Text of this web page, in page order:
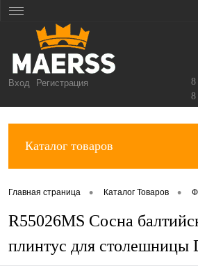
Вход Регистрация 8
8
Каталог товаров
Главная страница • Каталог Товаров •
R55026MS Сосна
плинтус для столешницы